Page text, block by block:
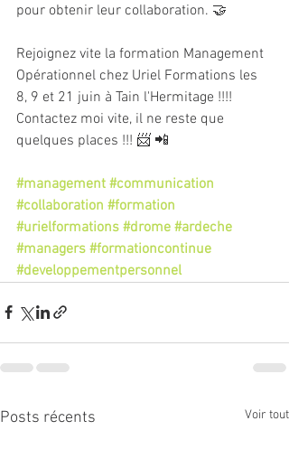
pour obtenir leur collaboration. 🤝
Rejoignez vite la formation Management
Opérationnel chez Uriel Formations les
8, 9 et 21 juin à Tain l'Hermitage !!!!
Contactez moi vite, il ne reste que
quelques places !!! 📨 📲
#management #communication
#collaboration #formation
#urielformations #drome #ardeche
#managers #formationcontinue
#developpementpersonnel
Posts récents Voir tout